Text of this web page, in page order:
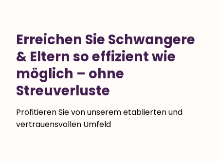
Erreichen Sie Schwangere
& Eltern so effizient wie
möglich – ohne
Streuverluste
Profitieren Sie von unserem etablierten und
vertrauensvollen Umfeld